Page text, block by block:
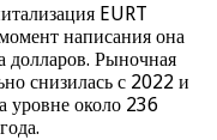
EURT
написания она
долларов. Рыночная
снизилась с 2022 и
уровне около 236